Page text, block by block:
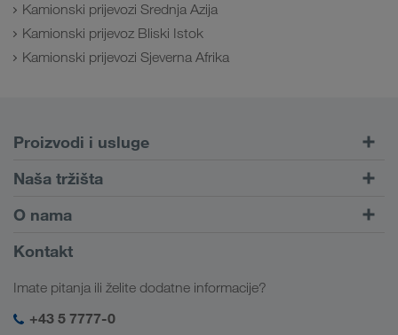
Kamionski prijevozi Srednja Azija
Kamionski prijevoz Bliski Istok
Kamionski prijevozi Sjeverna Afrika
Proizvodi i usluge
Cestovni prijevoz
Portal za klijente CONNECT
Digitalna rješenja
Rješenja prema branši
Naša tržišta
Europa
Kavkaz
Srednja Azija
Bliski Istok
O nama
Informacije o poduzeću
Društvena odgovornost
SHEQ-menadžment
Kontakt
Imate pitanja ili želite dodatne informacije?
+43 5 7777-0